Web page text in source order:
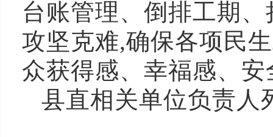
台账管理、倒排工期
攻坚克难,确保各项民
众获得感、幸福感、安
县直相关单位负责人